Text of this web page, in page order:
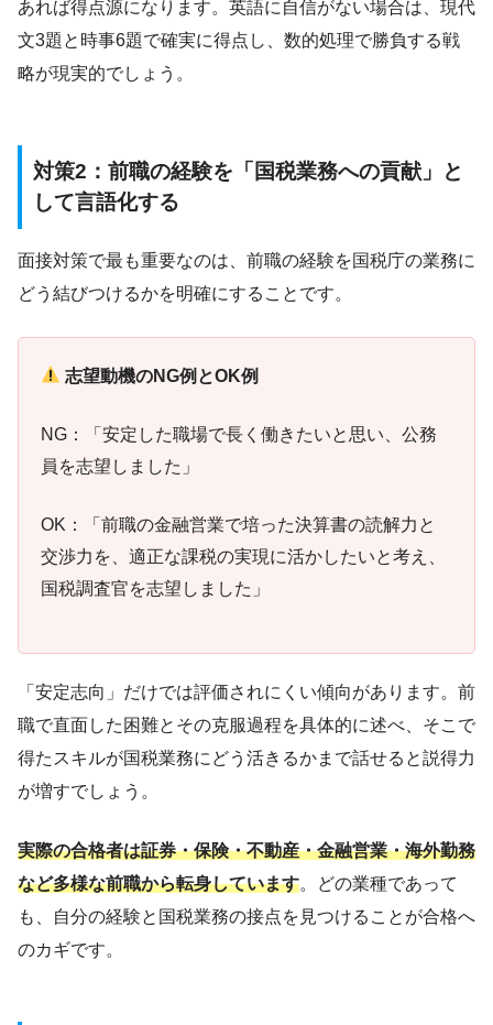
あれば得点源になります。英語に自信がない場合は、現代
文3題と時事6題で確実に得点し、数的処理で勝負する戦
略が現実的でしょう。
対策2：前職の経験を「国税業務への貢献」と
して言語化する
面接対策で最も重要なのは、前職の経験を国税庁の業務に
どう結びつけるかを明確にすることです。
志望動機のNG例とOK例
NG：「安定した職場で長く働きたいと思い、公務
員を志望しました」
OK：「前職の金融営業で培った決算書の読解力と
交渉力を、適正な課税の実現に活かしたいと考え、
国税調査官を志望しました」
「安定志向」だけでは評価されにくい傾向があります。前
職で直面した困難とその克服過程を具体的に述べ、そこで
得たスキルが国税業務にどう活きるかまで話せると説得力
が増すでしょう。
実際の合格者は証券・保険・不動産・金融営業・海外勤務
など多様な前職から転身しています。どの業種であって
も、自分の経験と国税業務の接点を見つけることが合格へ
のカギです。